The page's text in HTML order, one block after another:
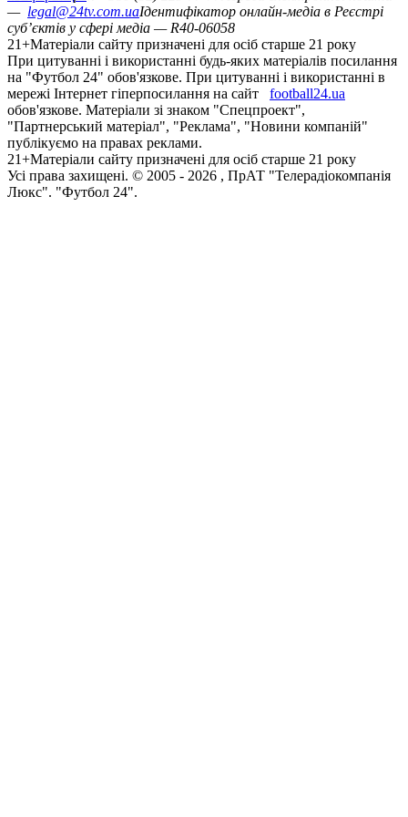
— legal@24tv.com.uaІдентифікатор онлайн-медіа в Реєстрі
суб’єктів у сфері медіа — R40-06058
21+Матеріали сайту призначені для осіб старше 21 року
При цитуванні і використанні будь-яких матеріалів посилання
на "Футбол 24" обов'язкове. При цитуванні і використанні в
мережі Інтернет гіперпосилання на сайт
football24.ua
обов'язкове. Матеріали зі знаком "Спецпроект",
"Партнерський матеріал", "Реклама", "Новини компаній"
публікуємо на правах реклами.
21+Матеріали сайту призначені для осіб старше 21 року
Усi права захищенi. © 2005 - 2026 , ПрАТ "Телерадіокомпанія
Люкс". "Футбол 24".